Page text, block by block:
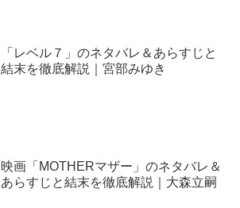
「レベル７」のネタバレ＆あらすじと
結末を徹底解説｜宮部みゆき
映画「MOTHERマザー」のネタバレ＆
あらすじと結末を徹底解説｜大森立嗣